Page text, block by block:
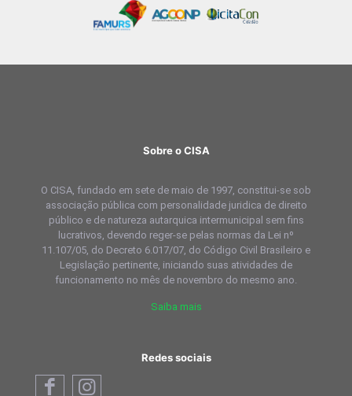
Sobre o CISA
O CISA, fundado em sete de maio de 1997, constitui-se sob
associação pública com personalidade juridica de direito
público e de natureza autarquica intermunicipal sem fins
lucrativos, devendo reger-se pelas normas da Lei nº
11.107/05, do Decreto 6.017/07, do Código Civil Brasileiro e
Legislação pertinente, iniciando suas atividades de
funcionamento no mês de novembro do mesmo ano.
Saiba mais
Redes sociais